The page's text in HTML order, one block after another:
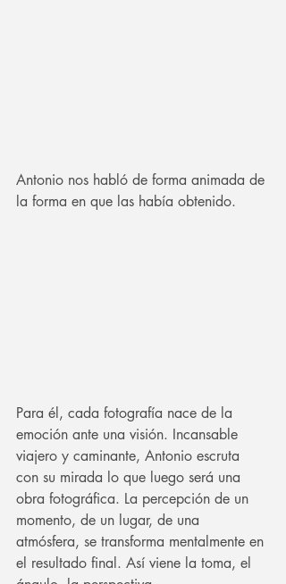
Antonio nos habló de forma animada de
la forma en que las había obtenido.
Para él, cada fotografía nace de la
emoción ante una visión. Incansable
viajero y caminante, Antonio escruta
con su mirada lo que luego será una
obra fotográfica. La percepción de un
momento, de un lugar, de una
atmósfera, se transforma mentalmente en
el resultado final. Así viene la toma, el